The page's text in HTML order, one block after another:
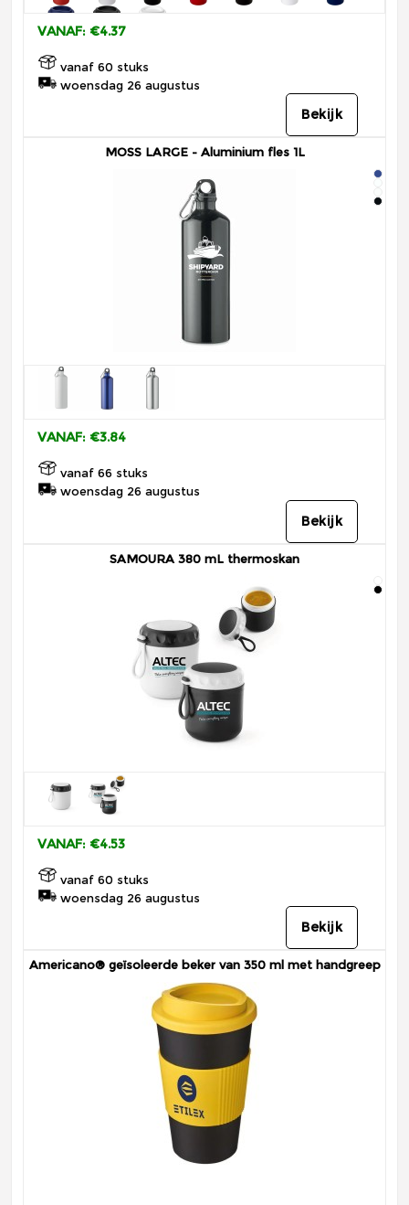
VANAF: €4.37
vanaf 60 stuks
woensdag 26 augustus
Bekijk
MOSS LARGE - Aluminium fles 1L
VANAF: €3.84
vanaf 66 stuks
woensdag 26 augustus
Bekijk
SAMOURA 380 mL thermoskan
VANAF: €4.53
vanaf 60 stuks
woensdag 26 augustus
Bekijk
Americano® geïsoleerde beker van 350 ml met handgreep